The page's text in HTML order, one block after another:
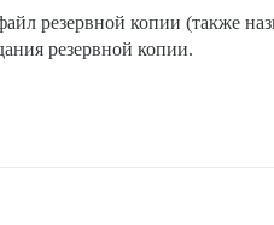
резервной копии (также
резервной копии.